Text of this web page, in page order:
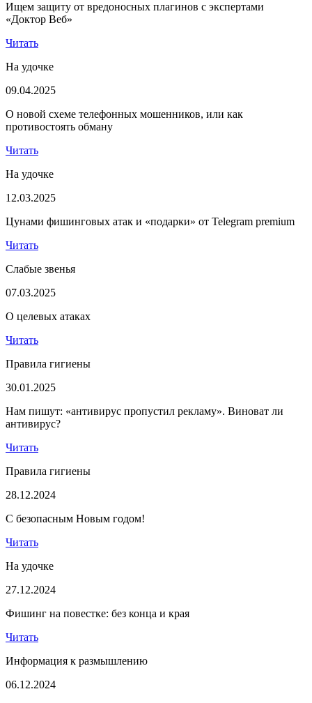
Ищем защиту от вредоносных плагинов с экспертами
«Доктор Веб»
Читать
На удочке
09.04.2025
О новой схеме телефонных мошенников, или как
противостоять обману
Читать
На удочке
12.03.2025
Цунами фишинговых атак и «подарки» от Telegram premium
Читать
Слабые звенья
07.03.2025
О целевых атаках
Читать
Правила гигиены
30.01.2025
Нам пишут: «антивирус пропустил рекламу». Виноват ли
антивирус?
Читать
Правила гигиены
28.12.2024
С безопасным Новым годом!
Читать
На удочке
27.12.2024
Фишинг на повестке: без конца и края
Читать
Информация к размышлению
06.12.2024